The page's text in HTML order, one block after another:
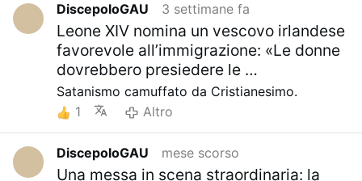
che originariamente, probabilmente era un
uomo di chiesa, ma che adesso è solo un falso
profeta a cui prendere le distanze, in quanto
diffonde eresie, apostasia e trascina nel fango
la Verità rivelata da Dio, per non parlare del
costo che ha comportato la nostra redenzione
ai suoi occhi.
un'azione insulsa, che non porta a niente, in
quanto chi è lì, essendo fratello o sorella in
DiscepoloGAU 3 settimane fa
Leone XIV nomina un vescovo irlandese
favorevole all’immigrazione: «Le donne
dovrebbero presiedere le …
Satanismo camuffato da Cristianesimo.
1
Altro
DiscepoloGAU mese scorso
Una messa in scena straordinaria: la